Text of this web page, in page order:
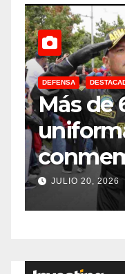
DEFENSA
Más de
años de
JULIO 20, 2026